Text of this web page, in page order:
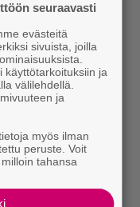
seuraavasti
evästeitä
sivuista, joilla
käyttötarkoituksiin ja
välilehdellä.
ja
myös ilman
peruste. Voit
tahansa